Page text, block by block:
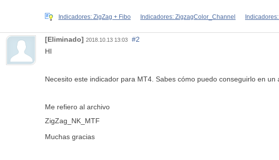
Indicadores: ZigZag + Fibo Indicadores: ZigzagColor_Channel
[Eliminado] 2018.10.13 13:03
#2
HI
Necesito este indicador para MT4. Sabes cómo puedo conseguirlo en un
Me refiero al archivo
ZigZag_NK_MTF
Muchas gracias